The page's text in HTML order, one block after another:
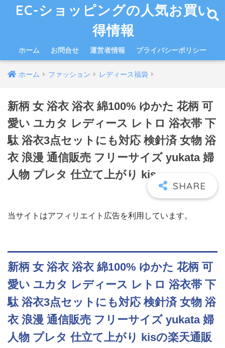
EC-ショッピングの人気お買い
得情報
ホーム お問合せ 運営者情報 プライバシーポリシー
ホーム ファッション レディース福袋
新柄 女 浴衣 浴衣 綿100% ゆかた 花柄 可
愛い ユカタ レディース レトロ 浴衣帯 下
駄 浴衣3点セットにも対応 検針済 女物 浴
衣 浪漫 通信販売 フリーサイズ yukata 婦
人物 プレタ 仕立て上がり kis
当サイトはアフィリエイト広告を利用しています。
新柄 女 浴衣 浴衣 綿100% ゆかた 花柄 可
愛い ユカタ レディース レトロ 浴衣帯 下
駄 浴衣3点セットにも対応 検針済 女物 浴
衣 浪漫 通信販売 フリーサイズ yukata 婦
人物 プレタ 仕立て上がり kisの楽天通販